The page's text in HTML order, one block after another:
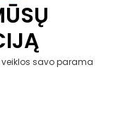
veiklos savo parama